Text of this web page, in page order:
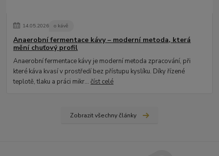
14.05.2026 o kávě
Anaerobní fermentace kávy – moderní metoda, která
mění chuťový profil
Anaerobní fermentace kávy je moderní metoda zpracování, při
které káva kvasí v prostředí bez přístupu kyslíku. Díky řízené
teplotě, tlaku a práci mikr...číst celé
Zobrazit všechny články